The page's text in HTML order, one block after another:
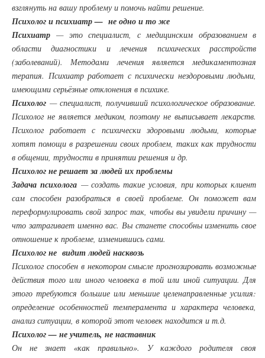
взглянуть на вашу проблему и помочь найти решение.
Психолог и психиатр — не одно и то же
Психиатр — это специалист, с медицинским образованием в
области диагностики и лечения психических расстройств
(заболеваний). Методами лечения является медикаментозная
терапия. Психиатр работает с психически нездоровыми людьми,
имеющими серьёзные отклонения в психике.
Психолог — специалист, получивший психологическое образование.
Психолог не является медиком, поэтому не выписывает лекарств.
Психолог работает с психически здоровыми людьми, которые
хотят помощи в разрешении своих проблем, таких как трудности
в общении, трудности в принятии решения и др.
Психолог не решает за людей их проблемы
Задача психолога — создать такие условия, при которых клиент
сам способен разобраться в своей проблеме. Он поможет вам
переформулировать свой запрос так, чтобы вы увидели причину —
что затрагивает именно вас. Вы станете способны изменить свое
отношение к проблеме, изменившись сами.
Психолог не видит людей насквозь
Психолог способен в некотором смысле прогнозировать возможные
действия того или иного человека в той или иной ситуации. Для
этого требуются большие или меньшие целенаправленные усилия:
определение особенностей темперамента и характера человека,
анализ ситуации, в которой этот человек находится и т.д.
Психолог — не учитель, не наставник
Он не знает «как правильно». У каждого родителя своя